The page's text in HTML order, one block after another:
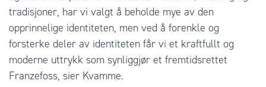
tradisjoner, har vi valgt å beholde mye av den
opprinnelige identiteten, men ved å forenkle og
forsterke deler av identiteten får vi et kraftfullt og
moderne uttrykk som synliggjør et fremtidsrettet
Franzefoss, sier Kvamme.